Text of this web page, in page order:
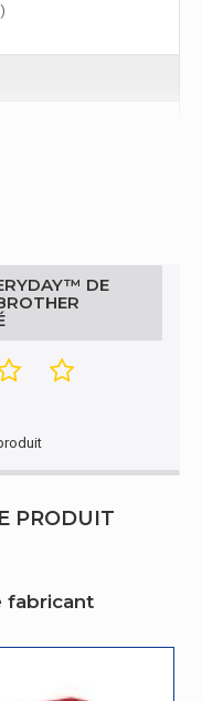
capacité
DE
PRODUIT
fabricant